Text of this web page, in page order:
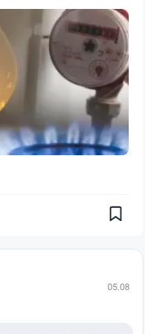
05.08